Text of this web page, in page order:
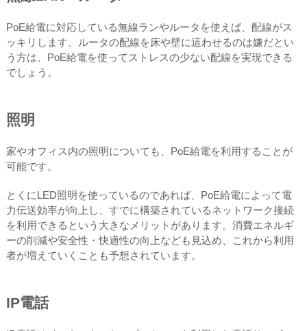
PoE給電に対応している無線ランやルータを使えば、配線がス
ッキリします。ルータの配線を床や壁に這わせるのは嫌だとい
う方は、PoE給電を使ってストレスの少ない配線を実現できる
でしょう。
照明
家やオフィス内の照明についても、PoE給電を利用することが
可能です。
とくにLED照明を使っているのであれば、PoE給電によって電
力伝送効率が向上し、すでに構築されているネットワーク接続
を利用できるという大きなメリットがあります。消費エネルギ
ーの削減や安全性・快適性の向上なども見込め、これから利用
者が増えていくことも予想されています。
IP電話